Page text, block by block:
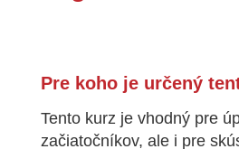
Pre koho je určený
Tento kurz je vhodný pre
začiatočníkov, ale i pre